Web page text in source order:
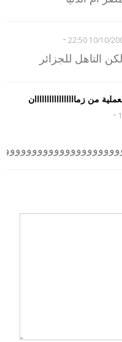
10/10/2009
-
التاهل للجزائر
من زمااااااااااااااااان
-